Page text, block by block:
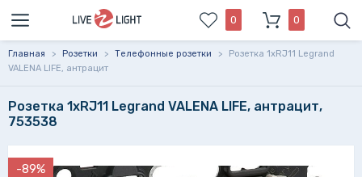
0 0
Главная > Розетки > Телефонные розетки >
Розетка 1xRJ11 Legrand
VALENA LIFE, антрацит
Розетка 1xRJ11 Legrand VALENA LIFE, антрацит,
753538
-89%